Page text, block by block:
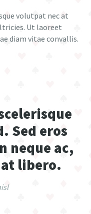
volutpat nec at
Ut laoreet
diam vitae convallis.
Sed eros
neque ac,
libero.